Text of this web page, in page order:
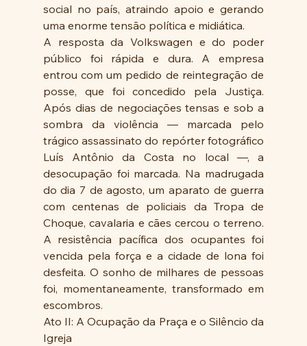
social no país, atraindo apoio e gerando
uma enorme tensão política e midiática.
A resposta da Volkswagen e do poder
público foi rápida e dura. A empresa
entrou com um pedido de reintegração de
posse, que foi concedido pela Justiça.
Após dias de negociações tensas e sob a
sombra da violência — marcada pelo
trágico assassinato do repórter fotográfico
Luís Antônio da Costa no local —, a
desocupação foi marcada. Na madrugada
do dia 7 de agosto, um aparato de guerra
com centenas de policiais da Tropa de
Choque, cavalaria e cães cercou o terreno.
A resistência pacífica dos ocupantes foi
vencida pela força e a cidade de lona foi
desfeita. O sonho de milhares de pessoas
foi, momentaneamente, transformado em
escombros.
Ato II: A Ocupação da Praça e o Silêncio da
Igreja